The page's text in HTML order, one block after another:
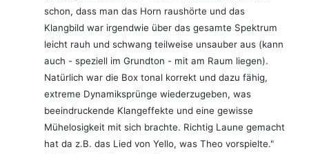
schon, dass man das Horn raushörte und das
Klangbild war irgendwie über das gesamte Spektrum
leicht rauh und schwang teilweise unsauber aus (kann
auch - speziell im Grundton - mit am Raum liegen).
Natürlich war die Box tonal korrekt und dazu fähig,
extreme Dynamiksprünge wiederzugeben, was
beeindruckende Klangeffekte und eine gewisse
Mühelosigkeit mit sich brachte. Richtig Laune gemacht
hat da z.B. das Lied von Yello, was Theo vorspielte."